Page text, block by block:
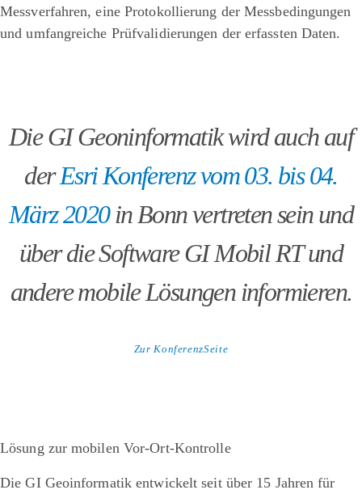
Messverfahren, eine Protokollierung der Messbedingungen
und umfangreiche Prüfvalidierungen der erfassten Daten.
Die GI Geoninformatik wird auch auf
derEsri Konferenz vom 03. bis 04.
März 2020in Bonn vertreten sein und
über die Software GI Mobil RT und
andere mobile Lösungen informieren.
Zur KonferenzSeite
Lösung zur mobilen Vor-Ort-Kontrolle
Die GI Geoinformatik entwickelt seit über 15 Jahren für